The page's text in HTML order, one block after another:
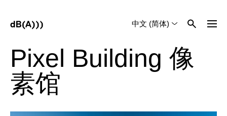
中文 (简体)
Pixel Building 像
素馆